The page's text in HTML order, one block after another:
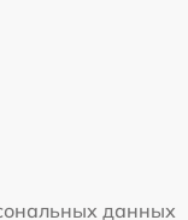
данных